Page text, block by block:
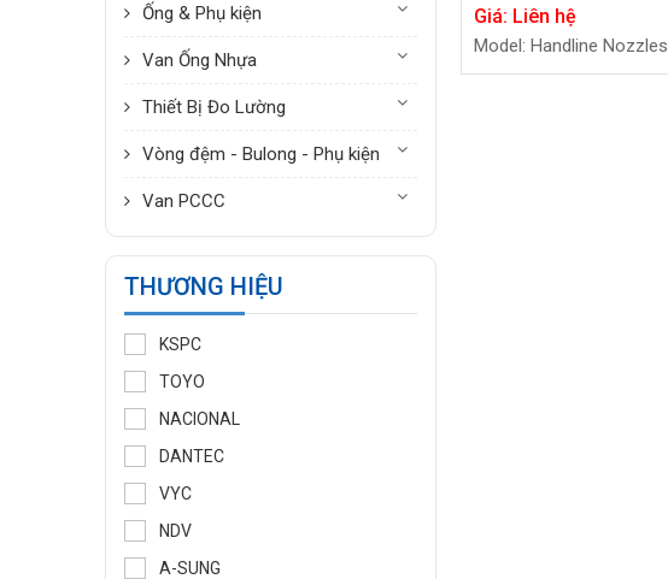
Giá: Liên hệ
Model: Handline Nozzles
Ống & Phụ kiện
Van Ống Nhựa
Thiết Bị Đo Lường
Vòng đệm - Bulong - Phụ kiện
Van PCCC
THƯƠNG HIỆU
KSPC
TOYO
NACIONAL
DANTEC
VYC
NDV
A-SUNG